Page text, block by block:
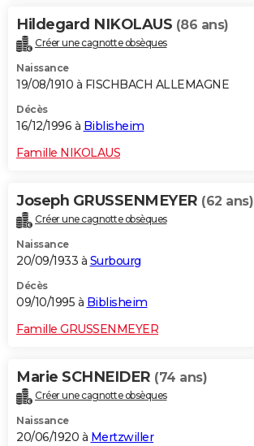
Hildegard NIKOLAUS (86 ans)
Créer une cagnotte obsèques
Naissance
19/08/1910 à FISCHBACH ALLEMAGNE
Décès
16/12/1996 à Biblisheim
Famille NIKOLAUS
Joseph GRUSSENMEYER (62 ans)
Créer une cagnotte obsèques
Naissance
20/09/1933 à Surbourg
Décès
09/10/1995 à Biblisheim
Famille GRUSSENMEYER
Marie SCHNEIDER (74 ans)
Créer une cagnotte obsèques
Naissance
20/06/1920 à Mertzwiller